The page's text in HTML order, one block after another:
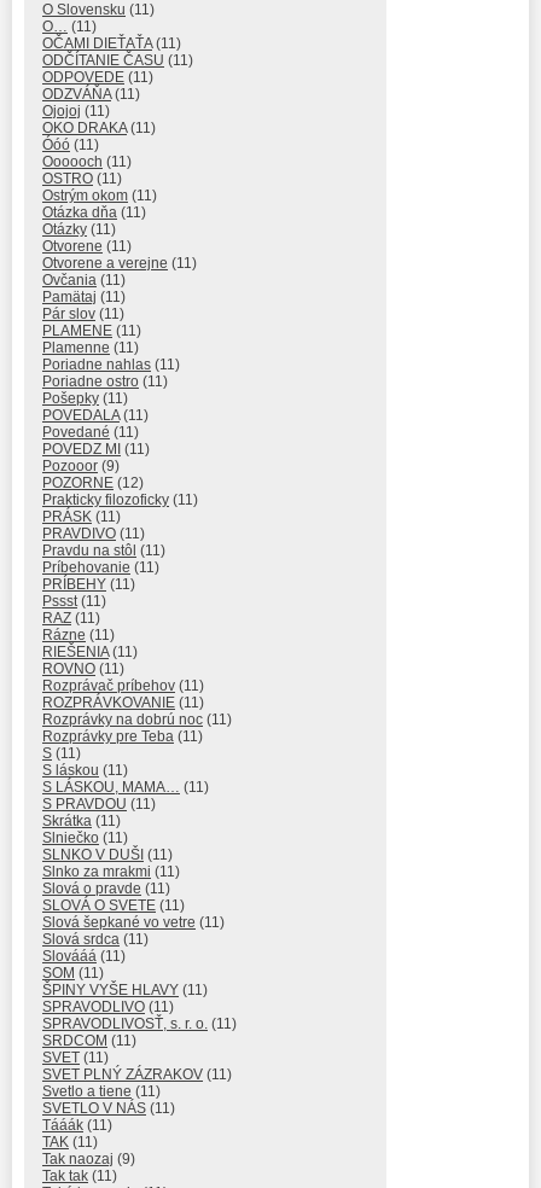
O Slovensku (11)
O…
(11)
OČAMI DIEŤAŤA(11)
ODČÍTANIE ČASU (11)
ODPOVEDE (11)
ODZVÁŇA(11)
Ojojoj (11)
OKO DRAKA(11)
Óóó (11)
Oooooch (11)
OSTRO (11)
Ostrým okom (11)
Otázka dňa (11)
Otázky (11)
Otvorene (11)
Otvorene a verejne (11)
Ovčania (11)
Pamätaj (11)
Pár slov (11)
PLAMENE (11)
Plamenne (11)
Poriadne nahlas (11)
Poriadne ostro (11)
Pošepky (11)
POVEDALA(11)
Povedané (11)
POVEDZ MI (11)
Pozooor (9)
POZORNE (12)
Prakticky filozoficky (11)
PRÁSK (11)
PRAVDIVO (11)
Pravdu na stôl (11)
Príbehovanie (11)
PRÍBEHY (11)
Pssst (11)
RAZ (11)
Rázne (11)
RIEŠENIA(11)
ROVNO (11)
Rozprávač príbehov (11)
ROZPRÁVKOVANIE (11)
Rozprávky na dobrú noc (11)
Rozprávky pre Teba (11)
S (11)
S láskou (11)
S LÁSKOU, MAMA…
(11)
S PRAVDOU (11)
Skrátka (11)
Slniečko (11)
SLNKO V DUŠI (11)
Slnko za mrakmi (11)
Slová o pravde (11)
SLOVÁ O SVETE (11)
Slová šepkané vo vetre (11)
Slová srdca (11)
Slovááá (11)
SOM (11)
ŠPINY VYŠE HLAVY (11)
SPRAVODLIVO (11)
SPRAVODLIVOSŤ, s. r. o. (11)
SRDCOM (11)
SVET (11)
SVET PLNÝ ZÁZRAKOV (11)
Svetlo a tiene (11)
SVETLO V NÁS (11)
Tááák (11)
TAK (11)
Tak naozaj (9)
Tak tak (11)